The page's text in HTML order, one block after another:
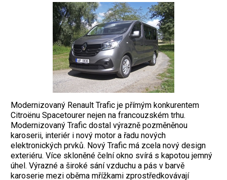
Modernizovaný Renault Trafic je přímým konkurentem
Citroënu Spacetourer nejen na francouzském trhu.
Modernizovaný Trafic dostal výrazně pozměněnou
karoserii, interiér i nový motor a řadu nových
elektronických prvků. Nový Trafic má zcela nový design
exteriéru. Více skloněné čelní okno svírá s kapotou jemný
úhel. Výrazné a široké sání vzduchu a pás v barvě
karoserie mezi oběma mřížkami zprostředkovávají